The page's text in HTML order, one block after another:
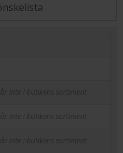
inte i butikens sortiment
inte i butikens sortiment
inte i butikens sortiment